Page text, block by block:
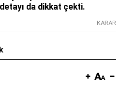
da dikkat çekti.
KARAR